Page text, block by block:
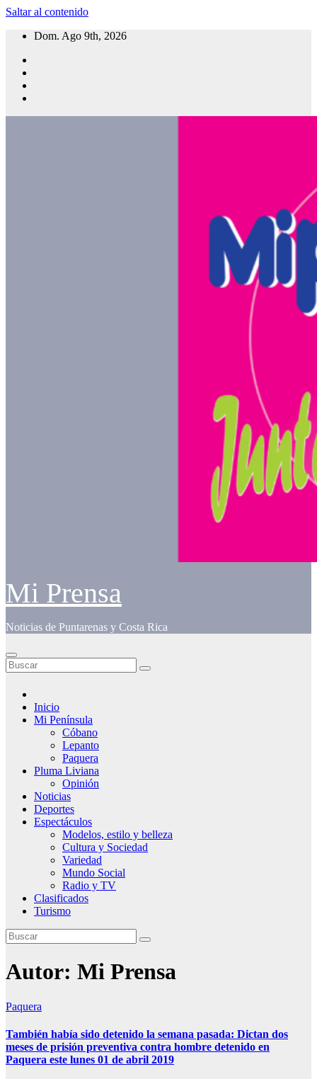
Saltar al contenido
Dom. Ago 9th, 2026
Mi Prensa
Noticias de Puntarenas y Costa Rica
Inicio
Mi Península
Cóbano
Lepanto
Paquera
Pluma Liviana
Opinión
Noticias
Deportes
Espectáculos
Modelos, estilo y belleza
Cultura y Sociedad
Variedad
Mundo Social
Radio y TV
Clasificados
Turismo
Autor: Mi Prensa
Paquera
También había sido detenido la semana pasada: Dictan dos
meses de prisión preventiva contra hombre detenido en
Paquera este lunes 01 de abril 2019